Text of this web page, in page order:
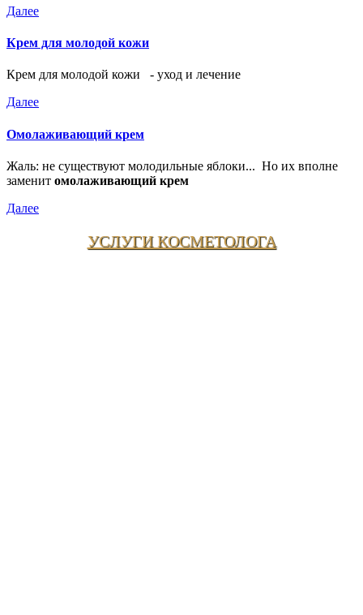
Далее
Крем для молодой кожи
Крем для молодой кожи - уход и лечение
Далее
Омолаживающий крем
Жаль: не существуют молодильные яблоки... Но их вполне
заменит омолаживающий крем
Далее
УСЛУГИ КОСМЕТОЛОГА